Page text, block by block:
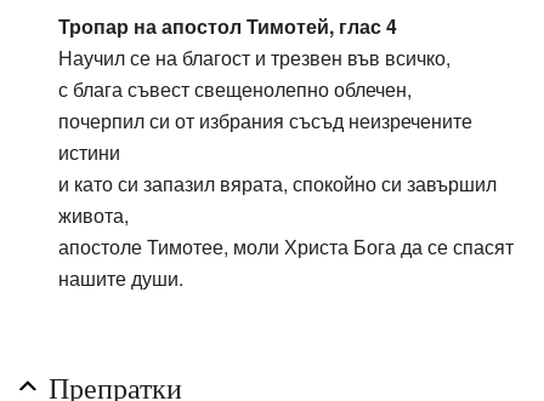
Тропар на апостол Тимотей, глас 4
Научил се на благост и трезвен във всичко,
с блага съвест свещенолепно облечен,
почерпил си от избрания съсъд неизречените
истини
и като си запазил вярата, спокойно си завършил
живота,
апостоле Тимотее, моли Христа Бога да се спасят
нашите души.
Препратки